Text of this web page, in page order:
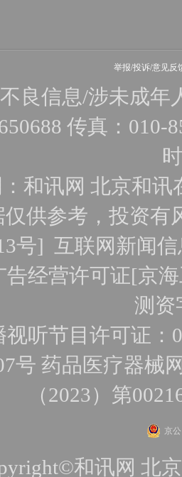
举报/投诉/意见反
良信息/涉未成年
传真：010-
和讯网 北京和
仅供参考，投资有
号]互联网新闻
经营许可证[京
测资
听节目许可证：
号 药品医疗器械
（2023）第
京
和讯网 北